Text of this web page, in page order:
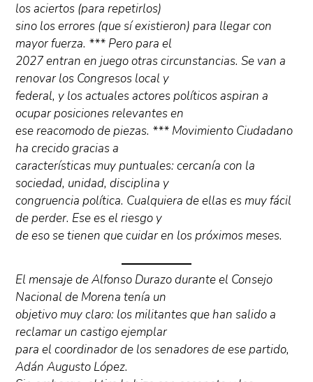
los aciertos (para repetirlos)
sino los errores (que sí existieron) para llegar con
mayor fuerza. *** Pero para el
2027 entran en juego otras circunstancias. Se van a
renovar los Congresos local y
federal, y los actuales actores políticos aspiran a
ocupar posiciones relevantes en
ese reacomodo de piezas. *** Movimiento Ciudadano
ha crecido gracias a
características muy puntuales: cercanía con la
sociedad, unidad, disciplina y
congruencia política. Cualquiera de ellas es muy fácil
de perder. Ese es el riesgo y
de eso se tienen que cuidar en los próximos meses.
El mensaje de Alfonso Durazo durante el Consejo
Nacional de Morena tenía un
objetivo muy claro: los militantes que han salido a
reclamar un castigo ejemplar
para el coordinador de los senadores de ese partido,
Adán Augusto López.